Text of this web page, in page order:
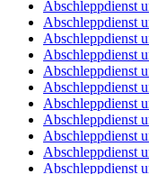
Abschleppdienst
Abschleppdienst
Abschleppdienst
Abschleppdienst
Abschleppdienst
Abschleppdienst
Abschleppdienst
Abschleppdienst
Abschleppdienst
Abschleppdienst
Abschleppdienst